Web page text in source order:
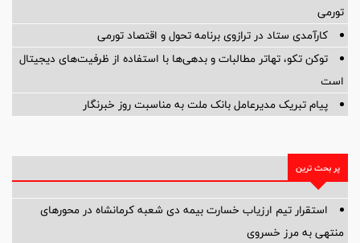
تورمی
کارآمدی ستاد در ترازوی برنامه تحول و اقتصاد تورمی
توکن تکو، تهاتر مطالبات و بدهی‌ها با استفاده از ظرفیت‌های دیجیتال
است
پیام تبریک مدیرعامل بانک ملت به مناسبت روز خبرنگار
پر بحث ترین
استقرار تیم ارزیاب خسارت بیمه دی شعبه کرمانشاه در محورهای
منتهی به مرز خسروی